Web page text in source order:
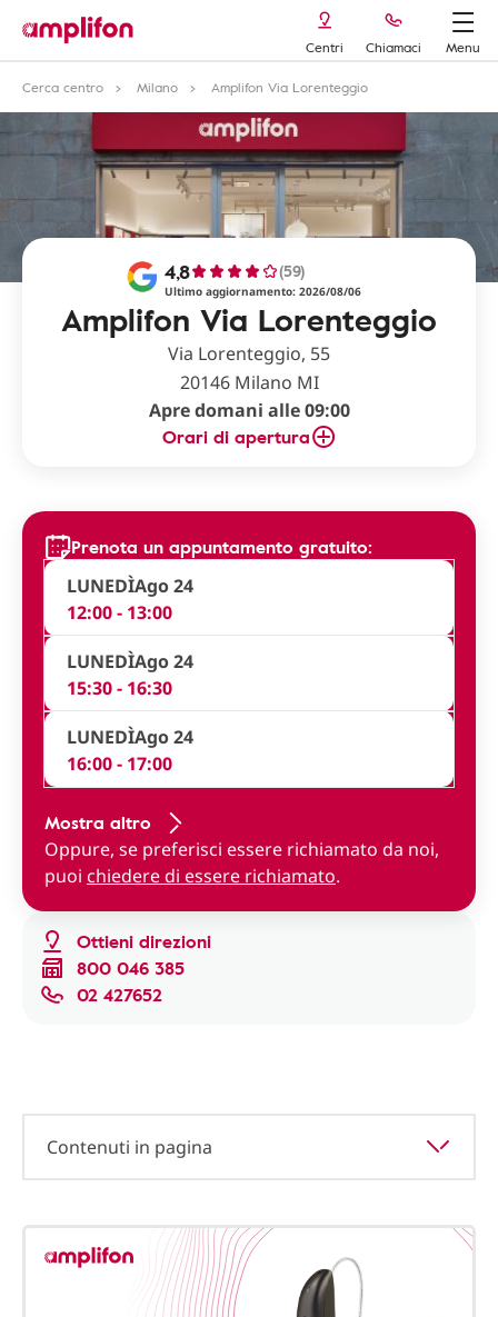
Centri Chiamaci
Menu
Cerca centro
Milano Amplifon Via Lorenteggio
Amplifon Via Lorenteggio
4,8 (59)
Ultimo aggiornamento: 2026/08/06
Via Lorenteggio, 55
20146 Milano MI
Apre domani alle 09:00
Orari di apertura
Ottieni direzioni
800 046 385
02 427652
Prenota un appuntamento gratuito:
LUNEDÌAgo 24
12:00 - 13:00
LUNEDÌAgo 24
15:30 - 16:30
LUNEDÌAgo 24
16:00 - 17:00
Mostra altro
Oppure, se preferisci essere richiamato da noi,
puoi chiedere di essere richiamato.
Contenuti in pagina